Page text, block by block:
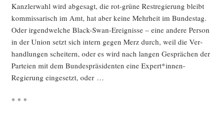
Kanz­ler­wahl wird abge­sagt, die rot-grü­ne Rest­re­gie­rung bleibt
kom­mis­sa­risch im Amt, hat aber kei­ne Mehr­heit im Bun­des­tag.
Oder irgend­wel­che Black-Swan-Ereig­nis­se – eine ande­re Per­son
in der Uni­on setzt sich intern gegen Merz durch, weil die Ver­
hand­lun­gen schei­tern, oder es wird nach lan­gen Gesprä­chen der
Par­tei­en mit dem Bun­des­prä­si­den­ten eine Expert*innen-
Regierung ein­ge­setzt, oder …
* * *